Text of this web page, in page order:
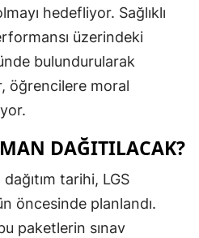
Kayseri
Konya
hedefliyor. Sağlıklı
üzerindeki
bulundurularak
öğrencilere moral
DAĞITILACAK?
tarihi, LGS
öncesinde planlandı.
paketlerin sınav